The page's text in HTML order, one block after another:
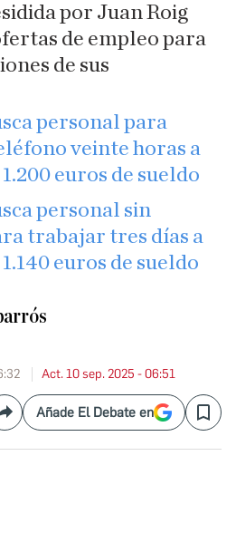
por Juan Roig
de empleo para
de sus
personal para
veinte horas a
euros de sueldo
personal sin
trabajar tres días a
euros de sueldo
Act. 10 sep. 2025 - 06:51
CompartirAñade El Debate en Save